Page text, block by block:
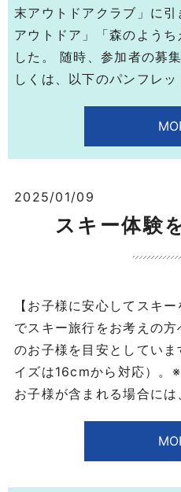
末アウトドアクラブ」に
アウトドア」「森のよう
した。 随時、参加者の募
しくは、以下のパンフレ
2025/01/09
スキー体験
【お子様に安心してスキ
でスキー旅行をお考えの
のお子様を目安としてい
イズは16cmから対応）。
お子様が含まれる場合に